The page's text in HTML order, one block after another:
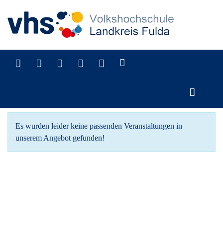
Es wurden leider keine passenden Veranstaltungen in
unserem Angebot gefunden!